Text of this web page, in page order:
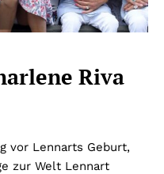
Riva
vor Lennarts Geburt,
zur Welt Lennart